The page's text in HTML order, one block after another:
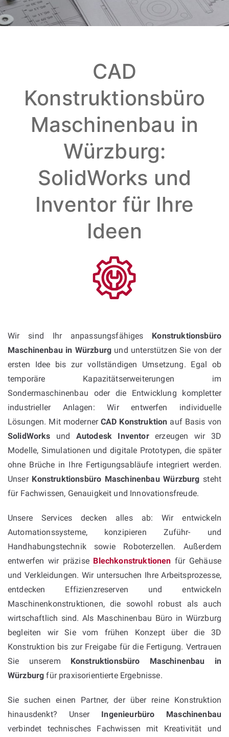
CAD
Konstruktionsbüro
Maschinenbau in
Würzburg:
SolidWorks und
Inventor für Ihre
Ideen
Wir sind Ihr anpassungsfähiges Konstruktionsbüro
Maschinenbau in Würzburg und unterstützen Sie von der
ersten Idee bis zur vollständigen Umsetzung. Egal ob
temporäre Kapazitätserweiterungen im
Sondermaschinenbau oder die Entwicklung kompletter
industrieller Anlagen: Wir entwerfen individuelle
Lösungen. Mit modernerCAD Konstruktion auf Basis von
SolidWorks und Autodesk Inventorerzeugen wir 3D
Modelle, Simulationen und digitale Prototypen, die später
ohne Brüche in Ihre Fertigungsabläufe integriert werden.
Unser Konstruktionsbüro Maschinenbau Würzburg steht
für Fachwissen, Genauigkeit und Innovationsfreude.
Unsere Services decken alles ab: Wir entwickeln
Automationssysteme, konzipieren Zuführ- und
Handhabungstechnik sowie Roboterzellen. Außerdem
entwerfen wir präzise Blechkonstruktionen für Gehäuse
und Verkleidungen. Wir untersuchen Ihre Arbeitsprozesse,
entdecken Effizienzreserven und entwickeln
Maschinenkonstruktionen, die sowohl robust als auch
wirtschaftlich sind. Als Maschinenbau Büro in Würzburg
begleiten wir Sie vom frühen Konzept über die 3D
Konstruktion bis zur Freigabe für die Fertigung. Vertrauen
Sie unserem Konstruktionsbüro Maschinenbau in
Würzburg für praxisorientierte Ergebnisse.
Sie suchen einen Partner, der über reine Konstruktion
hinausdenkt? Unser Ingenieurbüro Maschinenbau
verbindet technisches Fachwissen mit Kreativität und